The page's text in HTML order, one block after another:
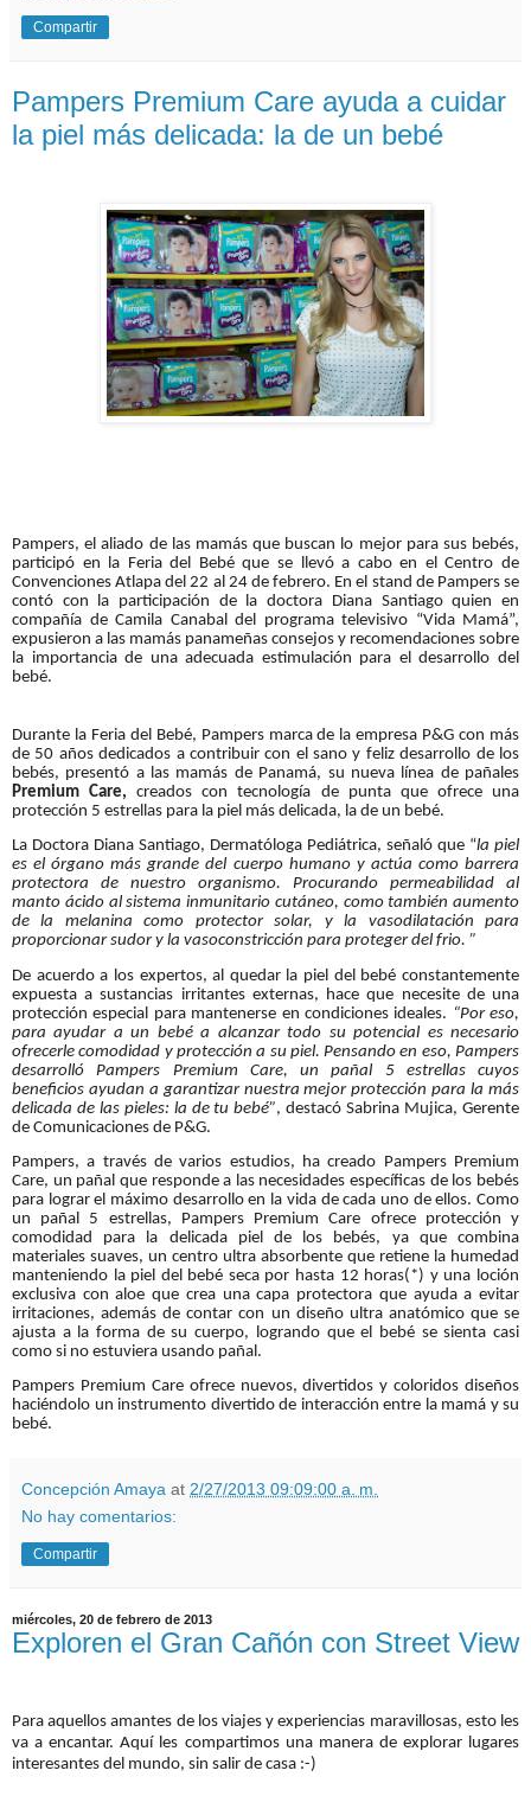
Compartir
Pampers Premium Care ayuda a cuidar
la piel más delicada: la de un bebé
Pampers, el aliado de las mamás que buscan lo mejor para sus bebés,
participó en la Feria del Bebé que se llevó a cabo en el Centro de
Convenciones Atlapa del 22 al 24 de febrero. En el stand de Pampers se
contó con la participación de la doctora Diana Santiago quien en
compañía de Camila Canabal del programa televisivo “Vida Mamá”,
expusieron a las mamás panameñas consejos y recomendaciones sobre
la importancia de una adecuada estimulación para el desarrollo del
bebé.
Durante la Feria del Bebé, Pampers marca de la empresa P&G con más
de 50 años dedicados a contribuir con el sano y feliz desarrollo de los
bebés, presentó a las mamás de Panamá, su nueva línea de pañales
Premium Care,creados con tecnología de punta que ofrece una
protección 5 estrellas para la piel más delicada, la de un bebé.
La Doctora Diana Santiago, Dermatóloga Pediátrica, señaló que “la piel
es el órgano más grande del cuerpo humano y actúa como barrera
protectora de nuestro organismo. Procurando permeabilidad al
manto ácido al sistema inmunitario cutáneo, como también aumento
de la melanina como protector solar, y la vasodilatación para
proporcionar sudor y la vasoconstricción para proteger del frio. ”
De acuerdo a los expertos, al quedar la piel del bebé constantemente
expuesta a sustancias irritantes externas, hace que necesite de una
protección especial para mantenerse en condiciones ideales. “Por eso,
para ayudar a un bebé a alcanzar todo su potencial es necesario
ofrecerle comodidad y protección a su piel. Pensando en eso, Pampers
desarrolló Pampers Premium Care, un pañal 5 estrellas cuyos
beneficios ayudan a garantizar nuestra mejor protección para la más
delicada de las pieles: la de tu bebé”, destacó Sabrina Mujica, Gerente
de Comunicaciones de P&G.
Pampers, a través de varios estudios, ha creado Pampers Premium
Care, un pañal que responde a las necesidades específicas de los bebés
para lograr el máximo desarrollo en la vida de cada uno de ellos. Como
un pañal 5 estrellas, Pampers Premium Care ofrece protección y
comodidad para la delicada piel de los bebés, ya que combina
materiales suaves, un centro ultra absorbente que retiene la humedad
manteniendo la piel del bebé seca por hasta 12 horas(*) y una loción
exclusiva con aloe que crea una capa protectora que ayuda a evitar
irritaciones, además de contar con un diseño ultra anatómico que se
ajusta a la forma de su cuerpo, logrando que el bebé se sienta casi
como si no estuviera usando pañal.
Pampers Premium Care ofrece nuevos, divertidos y coloridos diseños
haciéndolo un instrumento divertido de interacción entre la mamá y su
bebé.
Concepción Amaya at 2/27/2013 09:09:00 a. m.
No hay comentarios:
Compartir
miércoles, 20 de febrero de 2013
Exploren el Gran Cañón con Street View
Para aquellos amantes de los viajes y experiencias maravillosas, esto les
va a encantar. Aquí les compartimos una manera de explorar lugares
interesantes del mundo, sin salir de casa :-)